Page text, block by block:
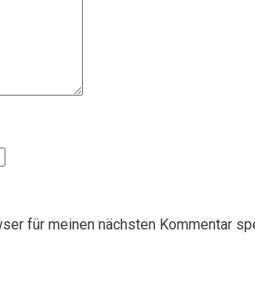
für meinen nächsten Kommentar